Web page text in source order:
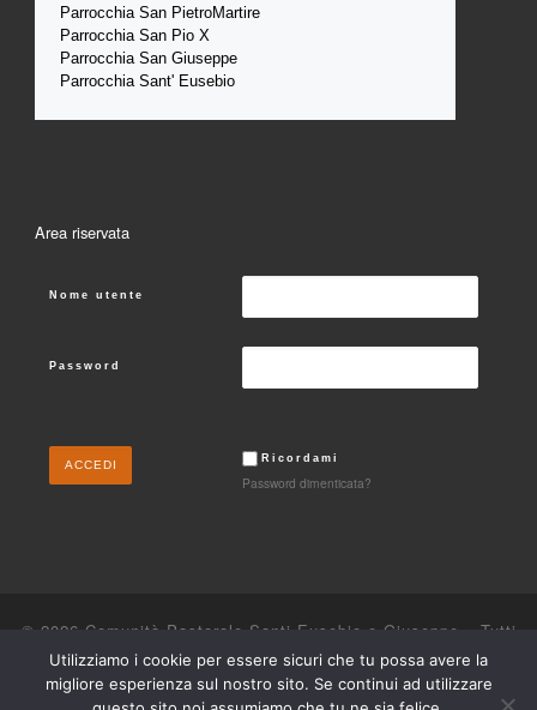
Parrocchia San PietroMartire
Parrocchia San Pio X
Parrocchia San Giuseppe
Parrocchia Sant' Eusebio
Area riservata
Nome utente
Password
Ricordami
Password dimenticata?
© 2026 Comunità Pastorale Santi Eusebio e Giuseppe – Tutti
i diritti riservati
Powered byWP– Designed con il tema Customizr
Utilizziamo i cookie per essere sicuri che tu possa avere la
migliore esperienza sul nostro sito. Se continui ad utilizzare